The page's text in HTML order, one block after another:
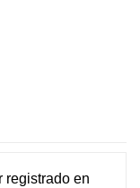
registradoen